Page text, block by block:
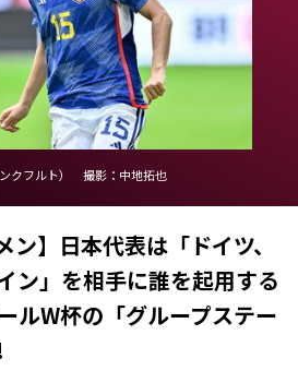
クフルト） 撮影：中地拓也
ン】日本代表は「ドイツ、
ン」を相手に誰を起用する
ルW杯の「グループステー